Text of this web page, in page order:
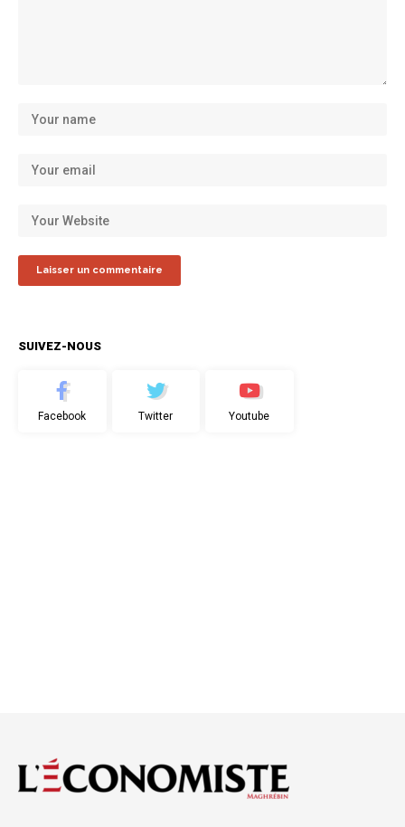
SUIVEZ-NOUS
Facebook Twitter Youtube